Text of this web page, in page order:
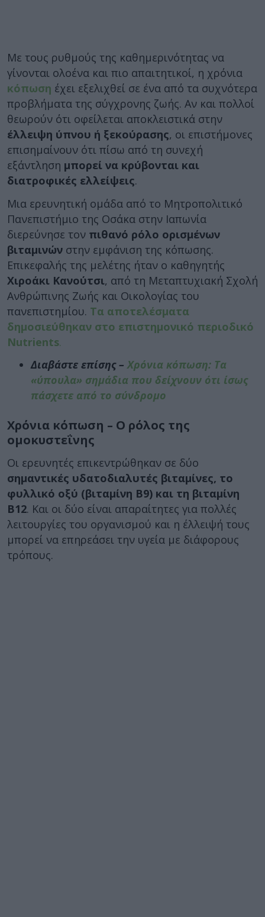
Με τους ρυθμούς της καθημερινότητας να
γίνονται ολοένα και πιο απαιτητικοί, η χρόνια
κόπωση έχει εξελιχθεί σε ένα από τα συχνότερα
προβλήματα της σύγχρονης ζωής. Αν και πολλοί
θεωρούν ότι οφείλεται αποκλειστικά στην
έλλειψη ύπνου ή ξεκούρασης, οι επιστήμονες
επισημαίνουν ότι πίσω από τη συνεχή
εξάντληση μπορεί να κρύβονται και
διατροφικές ελλείψεις.
Μια ερευνητική ομάδα από το Μητροπολιτικό
Πανεπιστήμιο της Οσάκα στην Ιαπωνία
διερεύνησε τον πιθανό ρόλο ορισμένων
βιταμινών στην εμφάνιση της κόπωσης.
Επικεφαλής της μελέτης ήταν ο καθηγητής
Χιροάκι Κανούτσι, από τη Μεταπτυχιακή Σχολή
Ανθρώπινης Ζωής και Οικολογίας του
πανεπιστημίου. Τα αποτελέσματα
δημοσιεύθηκαν στο επιστημονικό περιοδικό
Nutrients.
Διαβάστε επίσης –Χρόνια κόπωση: Τα
«ύπουλα» σημάδια που δείχνουν ότι ίσως
πάσχετε από το σύνδρομο
Χρόνια κόπωση – Ο ρόλος της
ομοκυστεΐνης
Οι ερευνητές επικεντρώθηκαν σε δύο
σημαντικές υδατοδιαλυτές βιταμίνες, το
φυλλικό οξύ (βιταμίνη Β9) και τη βιταμίνη
Β12. Και οι δύο είναι απαραίτητες για πολλές
λειτουργίες του οργανισμού και η έλλειψή τους
μπορεί να επηρεάσει την υγεία με διάφορους
τρόπους.